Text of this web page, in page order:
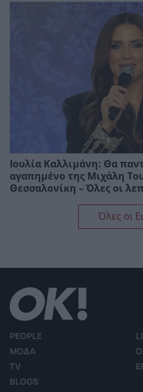
Ιουλία Καλλιμάνη: Θα
αγαπημένο της Μιχάλη
Θεσσαλονίκη – Όλες οι
Όλες οι
PEOPLE
ΜΟΔΑ
TV
BLOGS